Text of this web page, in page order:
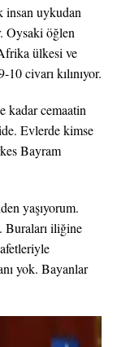
insan uykudan
Oysaki öğlen
ülkesi ve
civarı kılınıyor.
kadar cemaatin
Evlerde kimse
Bayram
yaşıyorum.
Buraları iliğine
yok. Bayanlar